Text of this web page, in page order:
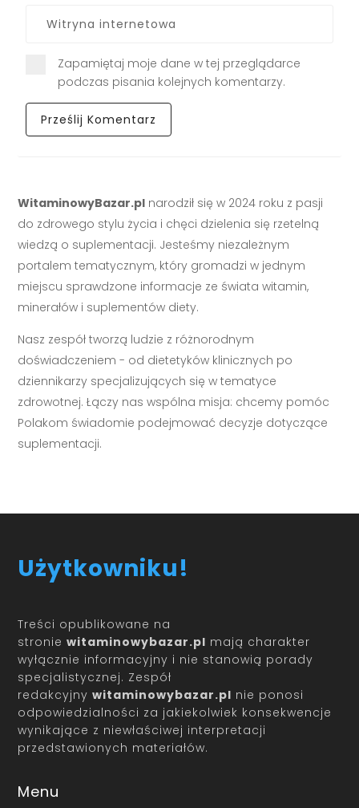
Zapamiętaj moje dane w tej przeglądarce
podczas pisania kolejnych komentarzy.
WitaminowyBazar.pl narodził się w 2024 roku z pasji
do zdrowego stylu życia i chęci dzielenia się rzetelną
wiedzą o suplementacji. Jesteśmy niezależnym
portalem tematycznym, który gromadzi w jednym
miejscu sprawdzone informacje ze świata witamin,
minerałów i suplementów diety.
Nasz zespół tworzą ludzie z różnorodnym
doświadczeniem - od dietetyków klinicznych po
dziennikarzy specjalizujących się w tematyce
zdrowotnej. Łączy nas wspólna misja: chcemy pomóc
Polakom świadomie podejmować decyzje dotyczące
suplementacji.
Użytkowniku!
Treści opublikowane na
stroniewitaminowybazar.pl mają charakter
wyłącznie informacyjny i nie stanowią porady
specjalistycznej. Zespół
redakcyjnywitaminowybazar.pl nie ponosi
odpowiedzialności za jakiekolwiek konsekwencje
wynikające z niewłaściwej interpretacji
przedstawionych materiałów.
Menu